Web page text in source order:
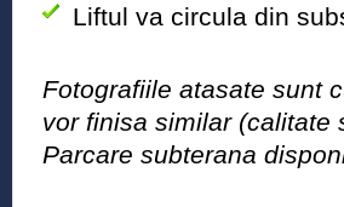
Liftul va circula din
Fotografiile atasate sunt
vor finisa similar (calitate
Parcare subterana